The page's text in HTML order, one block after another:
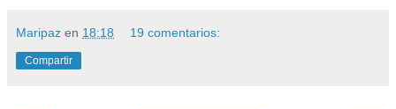
Maripaz en 18:18 19 comentarios:
Compartir